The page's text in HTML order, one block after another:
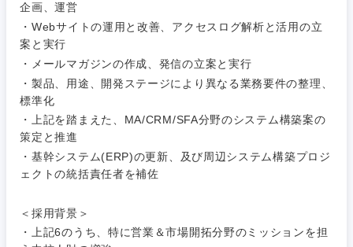
企画、運営
・Webサイトの運用と改善、アクセスログ解析と活用の立
案と実行
・メールマガジンの作成、発信の立案と実行
・製品、用途、開発ステージにより異なる業務要件の整理、
標準化
・上記を踏まえた、MA/CRM/SFA分野のシステム構築案の
策定と推進
・基幹システム(ERP)の更新、及び周辺システム構築プロジ
ェクトの統括責任者を補佐
＜採用背景＞
・上記6のうち、特に営業＆市場開拓分野のミッションを担
経営企
画・事業
企画
経営ボー
ド
すべての経営企画・事業企
画
事業企画・事業開発
経営企画・事業企画
管理
商社・卸
北海道・東北地方
秋田県
希望年収
推奨年齢